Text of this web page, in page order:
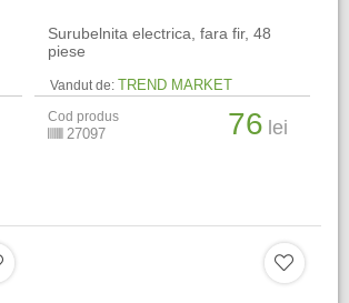
Surubelnita electrica, fara fir, 48
piese
Vandut de: TREND MARKET
Cod produs
27097 76 lei